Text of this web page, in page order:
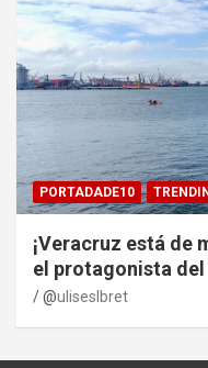
PORTADADE10
¡Veracruz está de
el protagonista
@uliseslbret